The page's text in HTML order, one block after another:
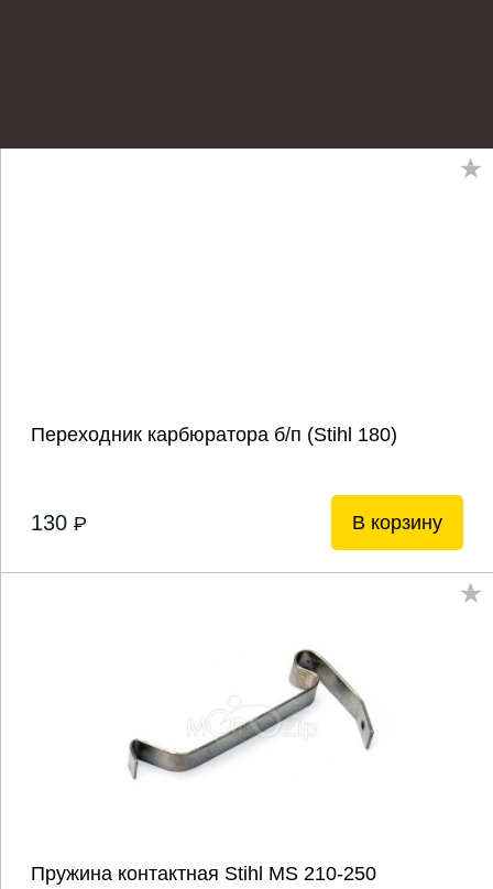
Переходник карбюратора б/п (Stihl 180)
130 P В корзину
Пружина контактная Stihl MS 210-250